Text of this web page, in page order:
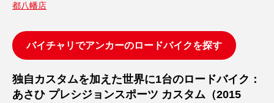
都八幡店
バイチャリでアンカーのロードバイクを探す
独自カスタムを加えた世界に1台のロードバイク：
あさひ プレシジョンスポーツ カスタム（2015